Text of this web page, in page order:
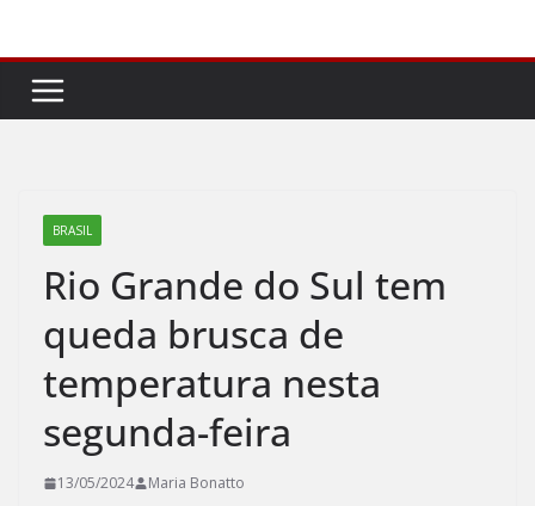
conteúdo
BRASIL
Rio Grande do Sul tem
queda brusca de
temperatura nesta
segunda-feira
13/05/2024 Maria Bonatto